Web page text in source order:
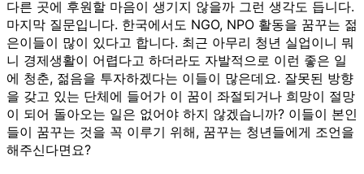
다른 곳에 후원할 마음이 생기지 않을까 그런 생각도 듭니다.
마지막 질문입니다. 한국에서도 NGO, NPO 활동을 꿈꾸는 젊
은이들이 많이 있다고 합니다. 최근 아무리 청년 실업이니 뭐
니 경제생활이 어렵다고 하더라도 자발적으로 이런 좋은 일
에 청춘, 젊음을 투자하겠다는 이들이 많은데요. 잘못된 방향
을 갖고 있는 단체에 들어가 이 꿈이 좌절되거나 희망이 절망
이 되어 돌아오는 일은 없어야 하지 않겠습니까? 이들이 본인
들이 꿈꾸는 것을 꼭 이루기 위해, 꿈꾸는 청년들에게 조언을
해주신다면요?